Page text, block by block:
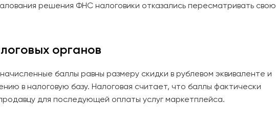
решения ФНС налоговики отказались пересматривать свою
органов
баллы равны размеру скидки в рублевом эквиваленте и
в налоговую базу. Налоговая считает, что баллы фактически
для последующей оплаты услуг маркетплейса.